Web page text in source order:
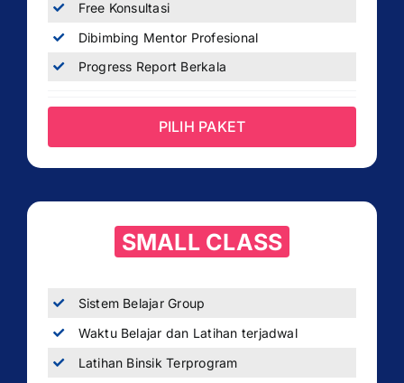
Free Konsultasi
Dibimbing Mentor Profesional
Progress Report Berkala
PILIH PAKET
SMALL CLASS
Sistem Belajar Group
Waktu Belajar dan Latihan terjadwal
Latihan Binsik Terprogram